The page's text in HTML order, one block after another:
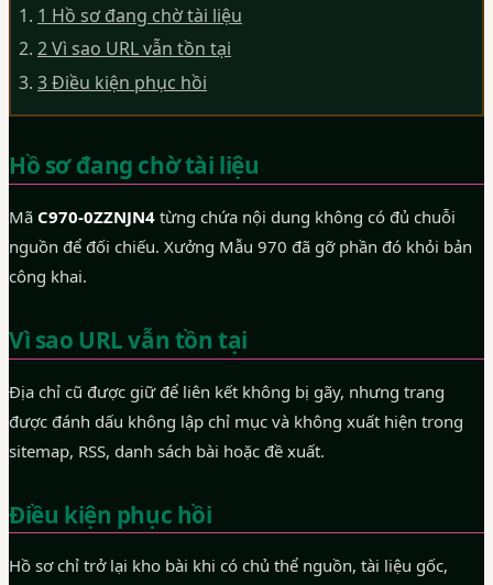
1 Hồ sơ đang chờ tài liệu
2Vì sao URL vẫn tồn tại
3Điều kiện phục hồi
Hồ sơ đang chờ tài liệu
Mã C970-0ZZNJN4 từng chứa nội dung không có đủ chuỗi
nguồn để đối chiếu. Xưởng Mẫu 970 đã gỡ phần đó khỏi bản
công khai.
Vì sao URL vẫn tồn tại
Địa chỉ cũ được giữ để liên kết không bị gãy, nhưng trang
được đánh dấu không lập chỉ mục và không xuất hiện trong
sitemap, RSS, danh sách bài hoặc đề xuất.
Điều kiện phục hồi
Hồ sơ chỉ trở lại kho bài khi có chủ thể nguồn, tài liệu gốc,